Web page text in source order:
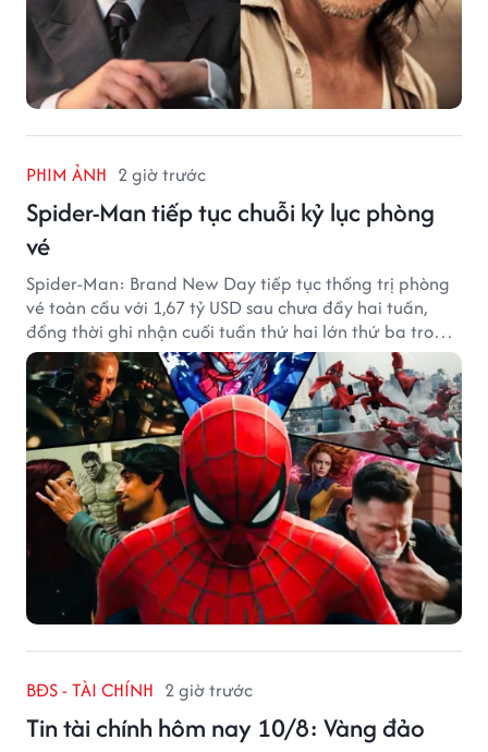
PHIM ẢNH 2 giờ trước
Spider-Man tiếp tục chuỗi kỷ lục phòng
vé
Spider-Man: Brand New Day tiếp tục thống trị phòng
vé toàn cầu với 1,67 tỷ USD sau chưa đầy hai tuần,
đồng thời ghi nhận cuối tuần thứ hai lớn thứ ba trong
lịch sử Bắc Mỹ.
BĐS - TÀI CHÍNH 2 giờ trước
Tin tài chính hôm nay 10/8: Vàng đảo